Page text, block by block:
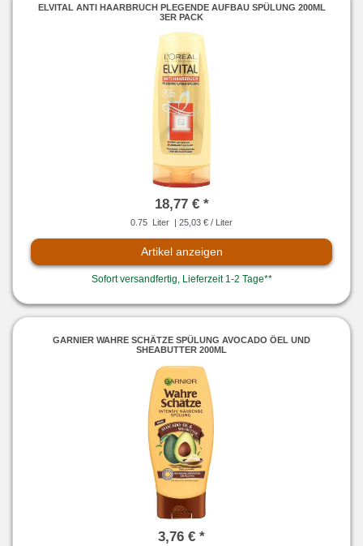
ELVITAL ANTI HAARBRUCH PLEGENDE AUFBAU SPÜLUNG 200ML
3ER PACK
18,77 € *
0.75 Liter | 25,03 € / Liter
Artikel anzeigen
Sofort versandfertig, Lieferzeit 1-2 Tage**
GARNIER WAHRE SCHÄTZE SPÜLUNG AVOCADO ÖEL UND
SHEABUTTER 200ML
3,76 € *